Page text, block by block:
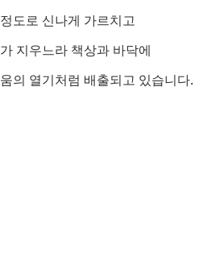
도로 신나게 가르치고
지우느라 책상과 바닥에
의 열기처럼 배출되고 있습니다.